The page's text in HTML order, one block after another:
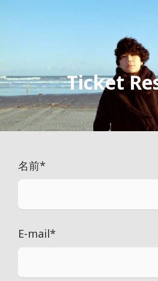
Ticket
名前*
E-mail*